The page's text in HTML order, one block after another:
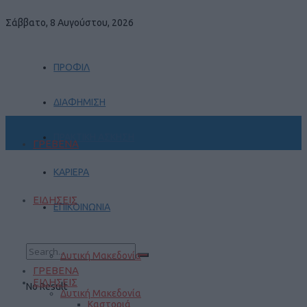
Σάββατο, 8 Αυγούστου, 2026
ΠΡΟΦΙΛ
ΔΙΑΦΗΜΙΣΗ
ΚΑΡΙΕΡΑ
ΕΠΙΚΟΙΝΩΝΙΑ
No Result
ΓΡΕΒΕΝΑ
ΕΙΔΗΣΕΙΣ
Δυτική Μακεδονία
ΓΡΕΒΕΝΑ
ΕΙΔΗΣΕΙΣ
Δυτική Μακεδονία
Καστοριά